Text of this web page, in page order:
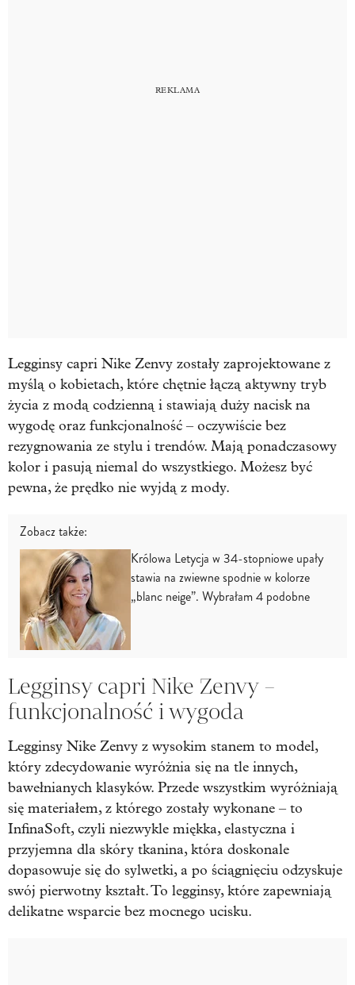
Legginsy capri Nike Zenvy zostały zaprojektowane z
myślą o kobietach, które chętnie łączą aktywny tryb
życia z modą codzienną i stawiają duży nacisk na
wygodę oraz funkcjonalność – oczywiście bez
rezygnowania ze stylu i trendów. Mają ponadczasowy
kolor i pasują niemal do wszystkiego. Możesz być
pewna, że prędko nie wyjdą z mody.
Zobacz także:
Królowa Letycja w 34-stopniowe upały
stawia na zwiewne spodnie w kolorze
„blanc neige”. Wybrałam 4 podobne
Legginsy capri Nike Zenvy –
funkcjonalność i wygoda
Legginsy Nike Zenvy z wysokim stanem to model,
który zdecydowanie wyróżnia się na tle innych,
bawełnianych klasyków. Przede wszystkim wyróżniają
się materiałem, z którego zostały wykonane – to
InfinaSoft, czyli niezwykle miękka, elastyczna i
przyjemna dla skóry tkanina, która doskonale
dopasowuje się do sylwetki, a po ściągnięciu odzyskuje
swój pierwotny kształt. To legginsy, które zapewniają
delikatne wsparcie bez mocnego ucisku.